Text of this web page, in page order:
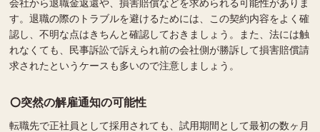
会社から退職金返還や、損害賠償などを求められる可能性がありま
す。退職の際のトラブルを避けるためには、この契約内容をよく確
認し、不明な点はきちんと確認しておきましょう。また、法には触
れなくても、民事訴訟で訴えられ前の会社側が勝訴して損害賠償請
求されたというケースも多いので注意しましょう。
突然の解雇通知の可能性
転職先で正社員として採用されても、試用期間として最初の数ヶ月